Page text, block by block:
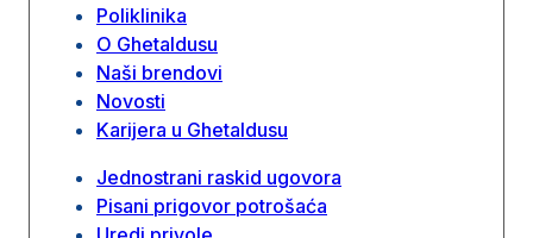
Poliklinika
O Ghetaldusu
Naši brendovi
Novosti
Karijera u Ghetaldusu
Jednostrani raskid ugovora
Pisani prigovor potrošaća